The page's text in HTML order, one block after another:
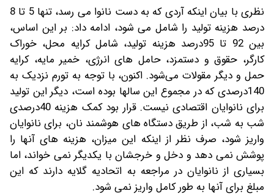
نظری با بیان اینکه آردی که به دست نانوا می رسد، تنها 5 تا 8
درصد هزینه تولید را شامل می شود، ادامه داد: بر این اساس،
بین 92 تا 95درصد هزینه تولید، شامل کرایه محل، خوراک
کارگر، حقوق و دستمزد، حامل های انرژی، خمیر مایه، کرایه
حمل و دیگر مقولات می‌شود. اکنون، با توجه به تورم نزدیک به
140درصدی که در مجموع این سالها بوده است، دیگر این تولید
برای نانوایان اقتصادی نیست. قرار بود کمک هزینه 40درصدی
شب به شب، از طریق دستگاه های هوشمند نان، برای نانوایان
واریز شود، صرف نظر از اینکه این میزان، هزینه های آنها را
پوشش نمی دهد و دخل و خرجشان با یکدیگر نمی خواند، اما
بسیاری از نانوایان در مراجعه به اتحادیه گلایه دارند که این
مبلغ برای آنها به طور کامل واریز نمی شود.